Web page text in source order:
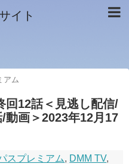
イト
アム
回12話＜見逃し配信/
動画＞2023年12月17
スプレミアム, DMM TV,